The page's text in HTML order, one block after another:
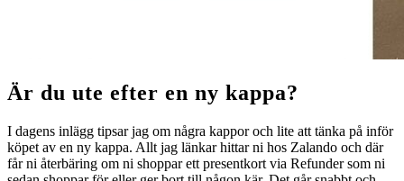
Är du ute efter en ny kappa?
I dagens inlägg tipsar jag om några kappor och lite att tänka på inför
köpet av en ny kappa. Allt jag länkar hittar ni hos Zalando och där
får ni återbäring om ni shoppar ett presentkort via Refunder som ni